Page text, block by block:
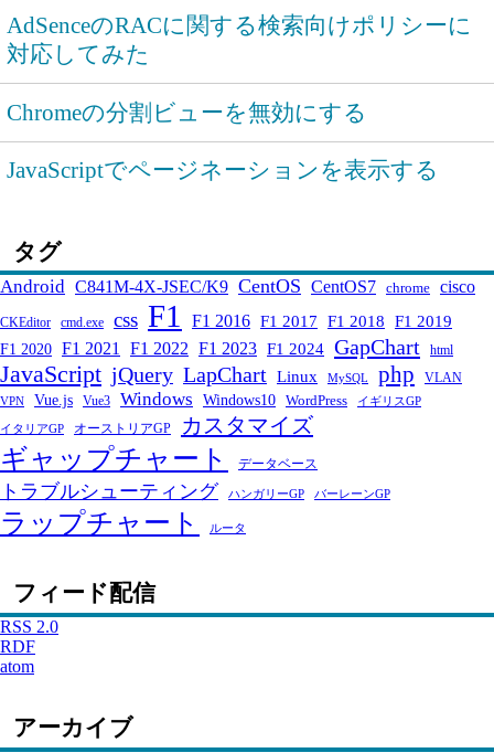
AdSenceのRACに関する検索向けポリシーに
対応してみた
Chromeの分割ビューを無効にする
JavaScriptでページネーションを表示する
タグ
Android C841M-4X-JSEC/K9 CentOS CentOS7 chrome cisco
CKEditor cmd.exe css F1 F1 2016 F1 2017 F1 2018 F1 2019
F1 2020 F1 2021 F1 2022 F1 2023 F1 2024 GapChart html
JavaScript jQuery LapChart Linux MySQL php VLAN
VPN Vue.js Vue3 Windows Windows10 WordPress イギリスGP
イタリアGP オーストリアGP カスタマイズ
ギャップチャート データベース
トラブルシューティング ハンガリーGP バーレーンGP
ラップチャート ルータ
フィード配信
RSS 2.0
RDF
atom
アーカイブ